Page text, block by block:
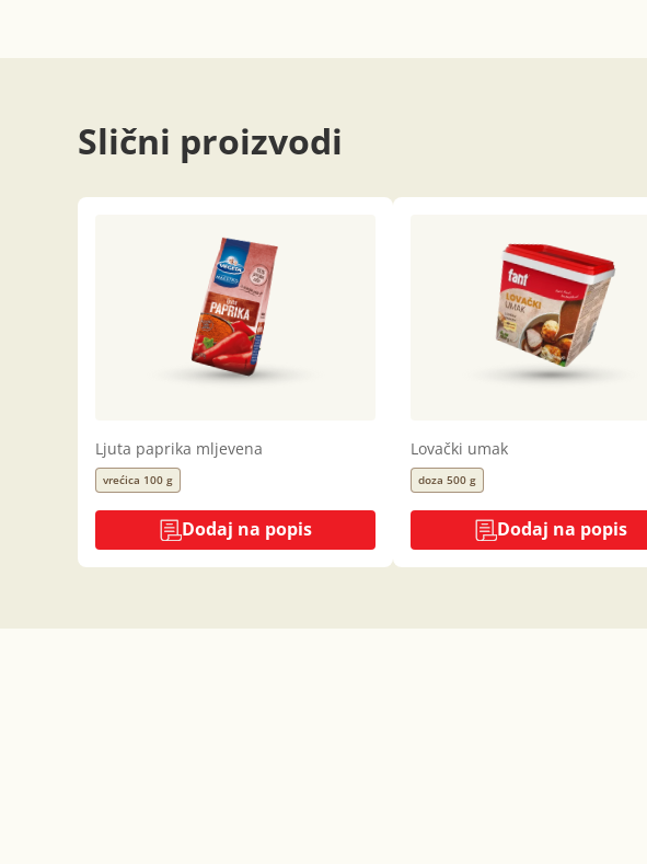
Slični proizvodi
Ljuta paprika mljevena
vrećica 100 g
Dodaj na popis
Lovački umak
doza 500 g
Dodaj na popis